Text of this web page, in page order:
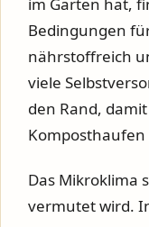
Bedingungen
nährstoffreich
viele
den Rand,
Komposthaufen
Das Mikroklima
vermutet wird.